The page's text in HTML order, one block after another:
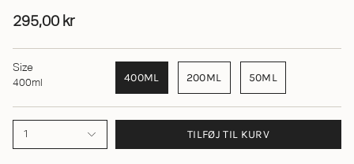
295,00 kr
Size
400ml 400ML 200ML 50ML
1 TILFØJ TIL KURV